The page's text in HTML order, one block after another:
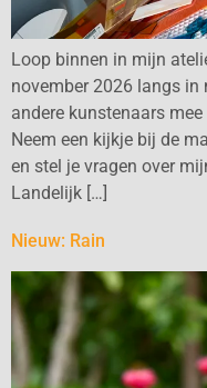
Loop binnen in mijn
november 2026 langs in
andere kunstenaars
Neem een kijkje bij de
en stel je vragen over
Landelijk […]
Nieuw: Rain